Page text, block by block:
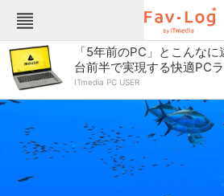
Fav-Logカテゴリー一覧
TOP アウトド
インテリア・収納 おもち
カメラ キッチ
キッチン用品
スイー
「5年前のPC」とこんな
台前半で実現する快適PC
ITmedia PC USER